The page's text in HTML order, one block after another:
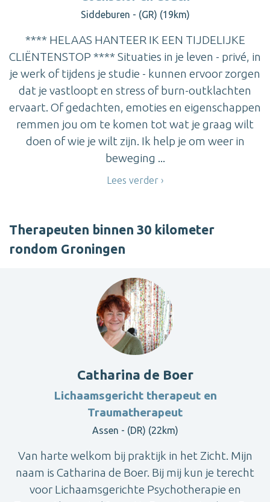
Siddeburen - (GR) (19km)
**** HELAAS HANTEER IK EEN TIJDELIJKE
CLIËNTENSTOP **** Situaties in je leven - privé, in
je werk of tijdens je studie - kunnen ervoor zorgen
dat je vastloopt en stress of burn-outklachten
ervaart. Of gedachten, emoties en eigenschappen
remmen jou om te komen tot wat je graag wilt
doen of wie je wilt zijn. Ik help je om weer in
beweging ...
Lees verder
Therapeuten binnen 30 kilometer
rondom Groningen
Catharina de Boer
Lichaamsgericht therapeut en
Traumatherapeut
Assen - (DR) (22km)
Van harte welkom bij praktijk in het Zicht. Mijn
naam is Catharina de Boer. Bij mij kun je terecht
voor Lichaamsgerichte Psychotherapie en